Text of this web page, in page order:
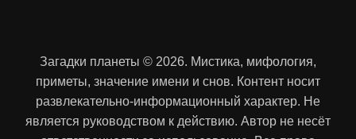
Загадки планеты © 2026. Мистика, мифология,
приметы, значение имени и снов. Контент носит
развлекательно-информационный характер. Не
является руководством к действию. Автор не несёт